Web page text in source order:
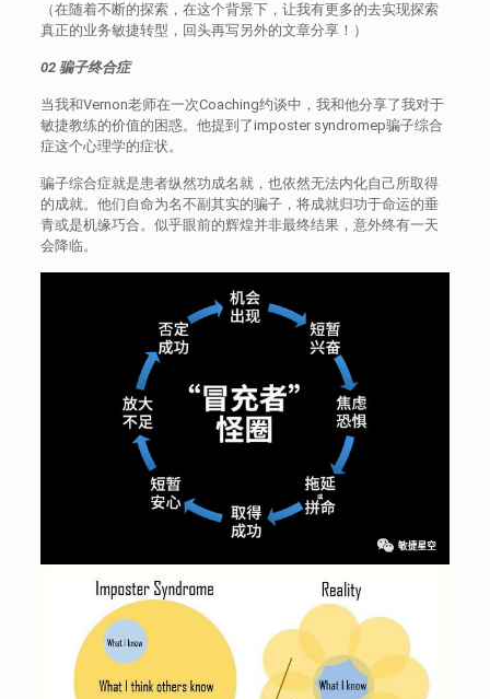
（在随着不断的探索，在这个背景下，让我有更多的去实现探索
真正的业务敏捷转型，回头再写另外的文章分享！）
02 骗子终合症
当我和Vernon老师在一次Coaching约谈中，我和他分享了我对于
敏捷教练的价值的困惑。他提到了imposter syndromep骗子综合
症这个心理学的症状。
骗子综合症就是患者纵然功成名就，也依然无法内化自己所取得
的成就。他们自命为名不副其实的骗子，将成就归功于命运的垂
青或是机缘巧合。似乎眼前的辉煌并非最终结果，意外终有一天
会降临。